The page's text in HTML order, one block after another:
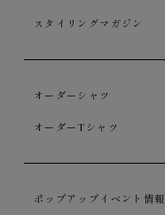
スタイリングマガジン
オーダーシャツ
オーダーTシャツ
ポップアップイベント情報